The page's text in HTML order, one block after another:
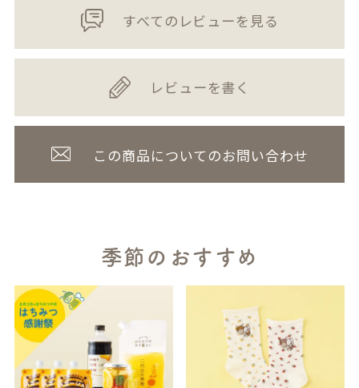
すべてのレビューを見る
レビューを書く
この商品についてのお問い合わせ
季節のおすすめ